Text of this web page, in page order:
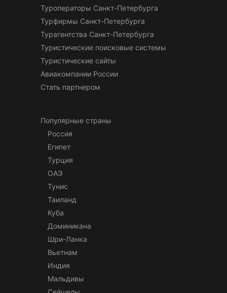
Туроператоры Санкт-Петербурга
Турфирмы Санкт-Петербурга
Турагентства Санкт-Петербурга
Туристические поисковые системы
Туристические сайты
Авиакомпании России
Стать партнером
Популярные страны
Россия
Египет
Турция
ОАЭ
Тунис
Таиланд
Куба
Доминикана
Шри-Ланка
Вьетнам
Индия
Мальдивы